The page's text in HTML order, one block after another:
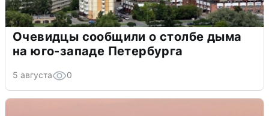
Очевидцы сообщили о столбе дыма
на юго-западе Петербурга
5 августа 0